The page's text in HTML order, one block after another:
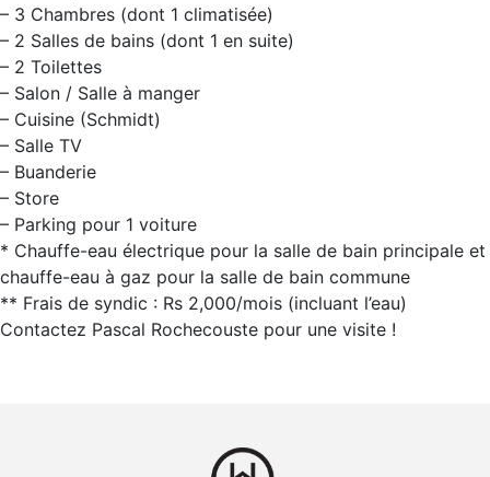
– 3 Chambres (dont 1 climatisée)
– 2 Salles de bains (dont 1 en suite)
– 2 Toilettes
– Salon / Salle à manger
– Cuisine (Schmidt)
– Salle TV
– Buanderie
– Store
– Parking pour 1 voiture
* Chauffe-eau électrique pour la salle de bain principale et
chauffe-eau à gaz pour la salle de bain commune
** Frais de syndic : Rs 2,000/mois (incluant l’eau)
Contactez Pascal Rochecouste pour une visite !